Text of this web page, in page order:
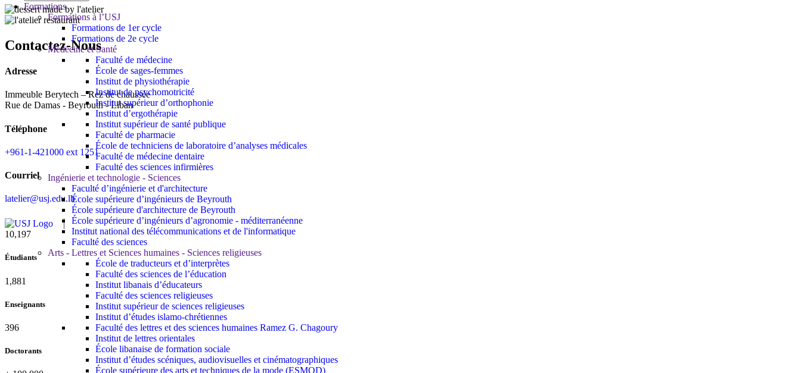
Formations
Formations à l’USJ
Formations de 1er cycle
Formations de 2e cycle
Médecine et Santé
Faculté de médecine
École de sages-femmes
Institut de physiothérapie
Institut de psychomotricité
Institut supérieur d’orthophonie
Institut d’ergothérapie
Institut supérieur de santé publique
Faculté de pharmacie
École de techniciens de laboratoire d’analyses médicales
Faculté de médecine dentaire
Faculté des sciences infirmières
Ingénierie et technologie - Sciences
Faculté d’ingénierie et d'architecture
École supérieure d’ingénieurs de Beyrouth
École supérieure d'architecture de Beyrouth
École supérieure d’ingénieurs d’agronomie - méditerranéenne
Institut national des télécommunications et de l'informatique
Faculté des sciences
Arts - Lettres et Sciences humaines - Sciences religieuses
École de traducteurs et d’interprètes
Faculté des sciences de l’éducation
Institut libanais d’éducateurs
Faculté des sciences religieuses
Institut supérieur de sciences religieuses
Institut d’études islamo-chrétiennes
Faculté des lettres et des sciences humaines Ramez G. Chagoury
Institut de lettres orientales
École libanaise de formation sociale
Institut d’études scéniques, audiovisuelles et cinématographiques
École supérieure des arts et techniques de la mode (ESMOD)
Contactez-Nous
Adresse
Immeuble Berytech – Rez de chaussée
Rue de Damas - Beyrouth - Liban
Téléphone
+961-1-421000 ext 1251
Courriel
latelier@usj.edu.lb
11,727
Étudiants
2,142
Enseignants
437
Doctorants